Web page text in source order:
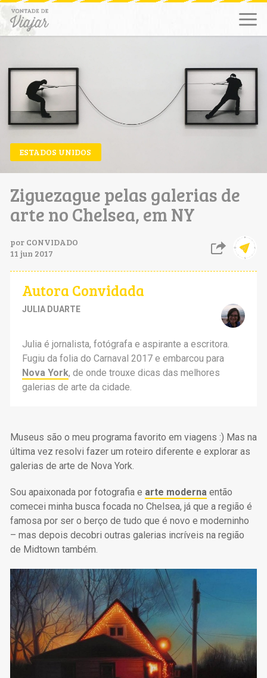
ESTADOS UNIDOS
Ziguezague pelas galerias de
arte no Chelsea, em NY
por CONVIDADO
11 jun 2017
Autora Convidada
JULIA DUARTE
Julia é jornalista, fotógrafa e aspirante a escritora.
Fugiu da folia do Carnaval 2017 e embarcou para
Nova York, de onde trouxe dicas das melhores
galerias de arte da cidade.
Museus são o meu programa favorito em viagens :) Mas na
última vez resolvi fazer um roteiro diferente e explorar as
galerias de arte de Nova York.
Sou apaixonada por fotografia e arte moderna então
comecei minha busca focada no Chelsea, já que a região é
famosa por ser o berço de tudo que é novo e moderninho
– mas depois decobri outras galerias incríveis na região
de Midtown também.